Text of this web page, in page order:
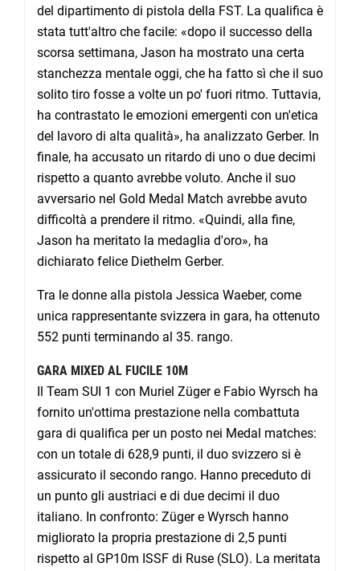
del dipartimento di pistola della FST. La qualifica è
stata tutt'altro che facile: «dopo il successo della
scorsa settimana, Jason ha mostrato una certa
stanchezza mentale oggi, che ha fatto sì che il suo
solito tiro fosse a volte un po' fuori ritmo. Tuttavia,
ha contrastato le emozioni emergenti con un'etica
del lavoro di alta qualità», ha analizzato Gerber. In
finale, ha accusato un ritardo di uno o due decimi
rispetto a quanto avrebbe voluto. Anche il suo
avversario nel Gold Medal Match avrebbe avuto
difficoltà a prendere il ritmo. «Quindi, alla fine,
Jason ha meritato la medaglia d'oro», ha
dichiarato felice Diethelm Gerber.
Tra le donne alla pistola Jessica Waeber, come
unica rappresentante svizzera in gara, ha ottenuto
552 punti terminando al 35. rango.
GARA MIXED AL FUCILE 10M
Il Team SUI 1 con Muriel Züger e Fabio Wyrsch ha
fornito un'ottima prestazione nella combattuta
gara di qualifica per un posto nei Medal matches:
con un totale di 628,9 punti, il duo svizzero si è
assicurato il secondo rango. Hanno preceduto di
un punto gli austriaci e di due decimi il duo
italiano. In confronto: Züger e Wyrsch hanno
migliorato la propria prestazione di 2,5 punti
rispetto al GP10m ISSF di Ruse (SLO). La meritata